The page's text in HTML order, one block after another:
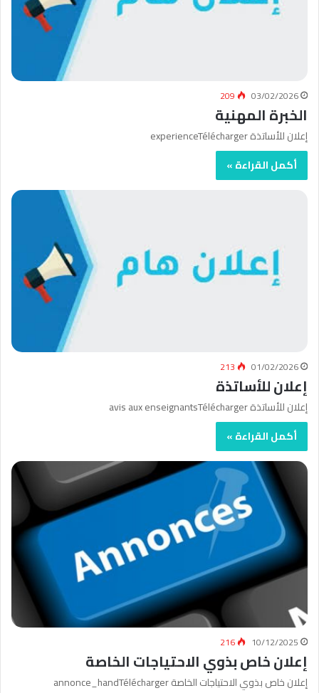
03/02/2026
209
الخبرة المهنية
إعلان للأساتذة experienceTélécharger
أكمل القراءة »
01/02/2026
213
إعلان للأساتذة
إعلان للأساتذة avis aux enseignantsTélécharger
أكمل القراءة »
10/12/2025
216
إعلان خاص بذوي الاحتياجات الخاصة
إعلان خاص بذوي الاحتياجات الخاصة annonce_handTélécharger